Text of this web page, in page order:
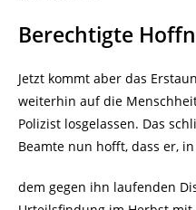
Berechtigte
Jetzt kommt aber das
weiterhin auf die
Polizist losgelassen. Das
Beamte nun hofft, dass er, in
dem gegen ihn laufenden